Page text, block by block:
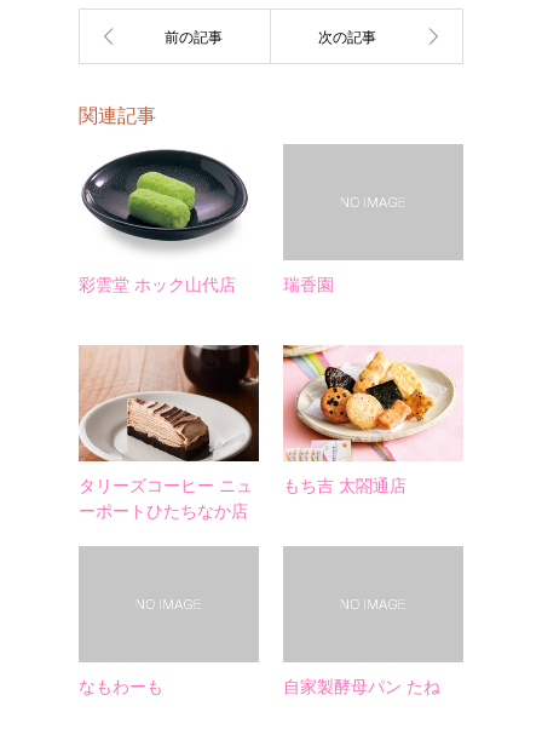
関連記事
彩雲堂 ホック山代店 瑞香園
タリーズコーヒー ニュ
ーポートひたちなか店
もち吉 太閤通店
なもわーも 自家製酵母パン たね